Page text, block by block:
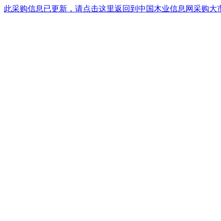
此采购信息已更新，请点击这里返回到中国木业信息网采购大